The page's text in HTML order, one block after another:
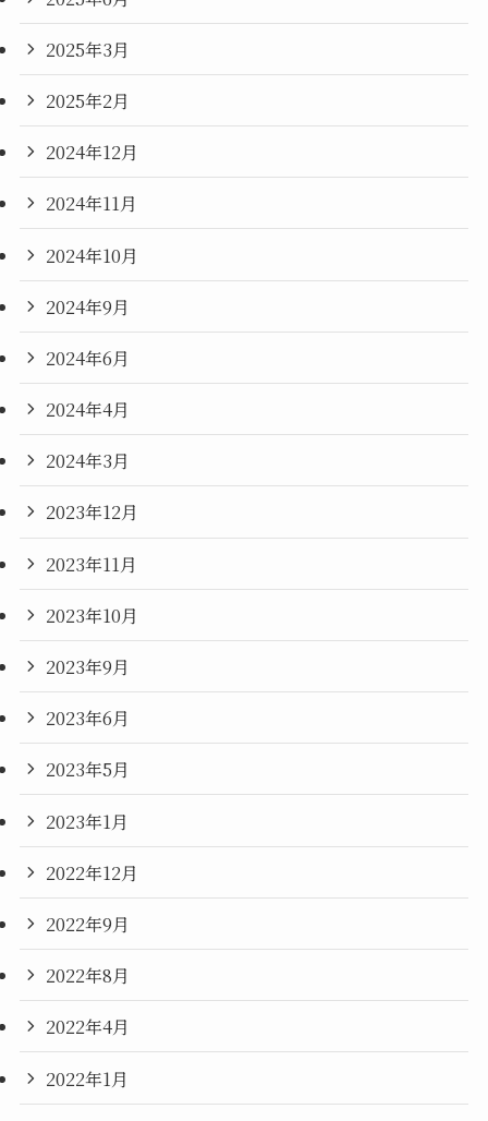
2025年3月
2025年2月
2024年12月
2024年11月
2024年10月
2024年9月
2024年6月
2024年4月
2024年3月
2023年12月
2023年11月
2023年10月
2023年9月
2023年6月
2023年5月
2023年1月
2022年12月
2022年9月
2022年8月
2022年4月
2022年1月